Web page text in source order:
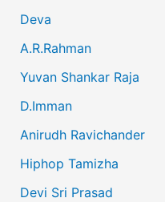
Deva
A.R.Rahman
Yuvan Shankar Raja
D.Imman
Anirudh Ravichander
Hiphop Tamizha
Devi Sri Prasad